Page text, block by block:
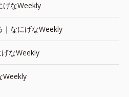
げなWeekly
｜なにげなWeekly
なWeekly
Weekly